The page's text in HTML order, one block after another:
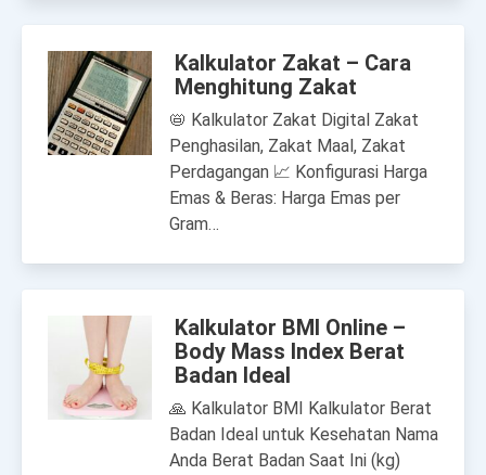
Kalkulator Zakat – Cara
Menghitung Zakat
📛 Kalkulator Zakat Digital Zakat
Penghasilan, Zakat Maal, Zakat
Perdagangan 📈 Konfigurasi Harga
Emas & Beras: Harga Emas per
Gram…
Kalkulator BMI Online –
Body Mass Index Berat
Badan Ideal
🙏 Kalkulator BMI Kalkulator Berat
Badan Ideal untuk Kesehatan Nama
Anda Berat Badan Saat Ini (kg)